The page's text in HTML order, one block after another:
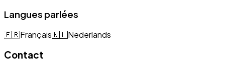
Langues parlées
🇫🇷Français🇳🇱Nederlands
Contact